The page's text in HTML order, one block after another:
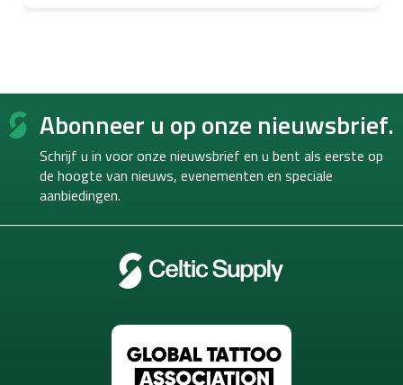
F
Abonneer u op onze nieuwsbrief.
Schrijf u in voor onze nieuwsbrief en u bent als eerste op
de hoogte van nieuws, evenementen en speciale
aanbiedingen.